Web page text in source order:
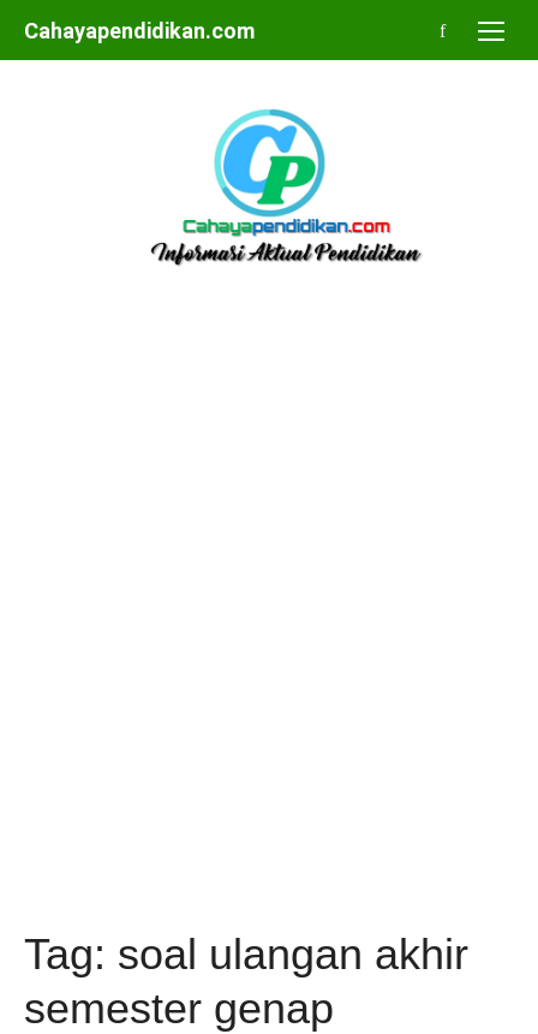
Skip
to
Cahayapendidikan.com
Tag: soal ulangan akhir
semester genap